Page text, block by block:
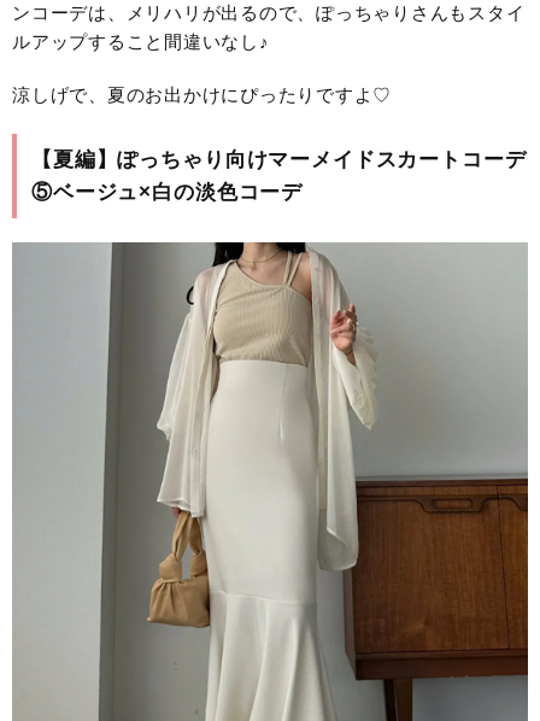
ンコーデは、メリハリが出るので、ぽっちゃりさんもスタイ
ルアップすること間違いなし♪
涼しげで、夏のお出かけにぴったりですよ♡
【夏編】ぽっちゃり向けマーメイドスカートコーデ
⑤ベージュ×白の淡色コーデ